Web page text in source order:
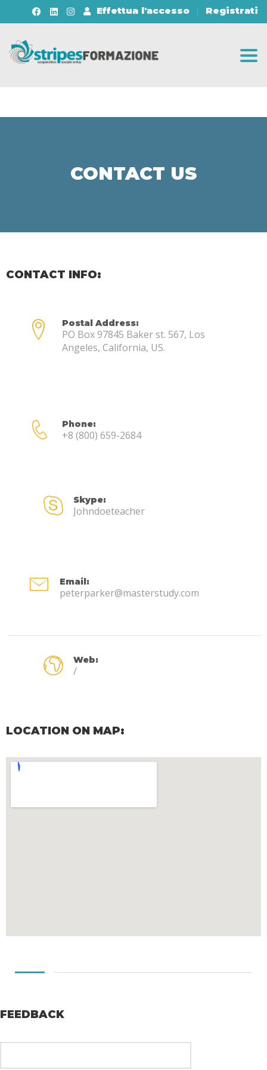
Effettua l'accesso Registrati
CONTACT US
CONTACT INFO:
Postal Address:
PO Box 97845 Baker st. 567, Los
Angeles, California, US.
Phone:
+8 (800) 659-2684
Skype:
Johndoeteacher
Email:
peterparker@masterstudy.com
Web:
/
LOCATION ON MAP:
FEEDBACK